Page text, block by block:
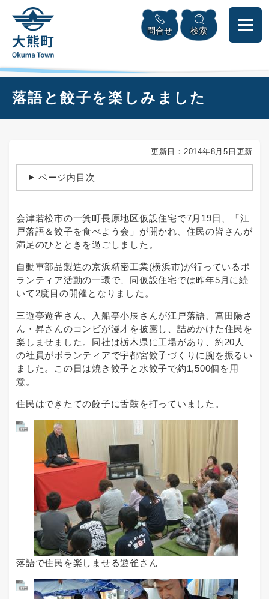
頭
メニューを飛ばして本文へ
問合せ 検索
落語と餃子を楽しみました
更新日：2014年8月5日更新
ページ内目次
会津若松市の一箕町長原地区仮設住宅で7月19日、「江
戸落語＆餃子を食べよう会」が開かれ、住民の皆さんが
満足のひとときを過ごしました。
自動車部品製造の京浜精密工業(横浜市)が行っているボ
ランティア活動の一環で、同仮設住宅では昨年5月に続
いて2度目の開催となりました。
三遊亭遊雀さん、入船亭小辰さんが江戸落語、宮田陽さ
ん・昇さんのコンビが漫才を披露し、詰めかけた住民を
楽しませました。同社は栃木県に工場があり、約20人
の社員がボランティアで宇都宮餃子づくりに腕を振るい
ました。この日は焼き餃子と水餃子で約1,500個を用
意。
住民はできたての餃子に舌鼓を打っていました。
落語で住民を楽しませる遊雀さん